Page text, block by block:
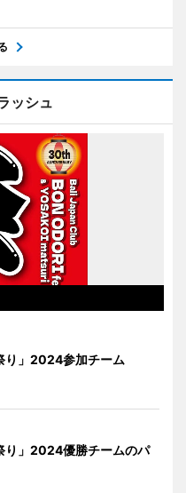
ッシュ
り」2024参加チーム
り」2024優勝チームのパ